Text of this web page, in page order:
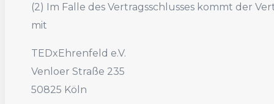
(2) Im Falle des Vertragsschlusses kommt der
mit
TEDxEhrenfeld e.V.
Venloer Straße 235
50825 Köln